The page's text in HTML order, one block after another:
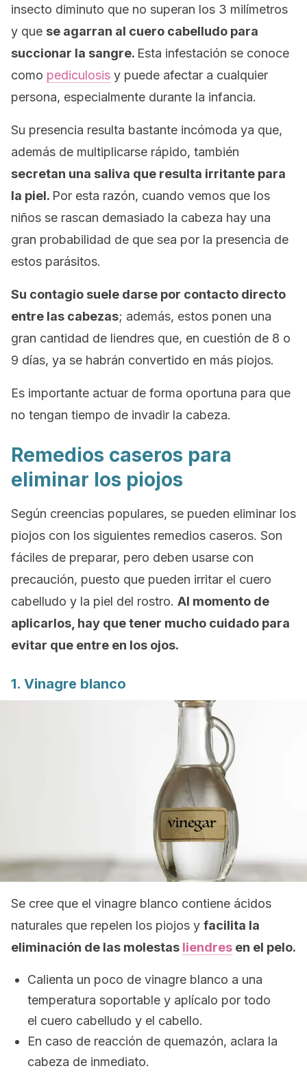
insecto diminuto que no superan los 3 milímetros
y que se agarran al cuero cabelludo para
succionar la sangre. Esta infestación se conoce
como pediculosis y puede afectar a cualquier
persona, especialmente durante la infancia.
Su presencia resulta bastante incómoda ya que,
además de multiplicarse rápido, también
secretan una saliva que resulta irritante para
la piel. Por esta razón, cuando vemos que los
niños se rascan demasiado la cabeza hay una
gran probabilidad de que sea por la presencia de
estos parásitos.
Su contagio suele darse por contacto directo
entre las cabezas; además, estos ponen una
gran cantidad de liendres que, en cuestión de 8 o
9 días, ya se habrán convertido en más piojos.
Es importante actuar de forma oportuna para que
no tengan tiempo de invadir la cabeza.
Remedios caseros para
eliminar los piojos
Según creencias populares, se pueden eliminar los
piojos con los siguientes remedios caseros. Son
fáciles de preparar, pero deben usarse con
precaución, puesto que pueden irritar el cuero
cabelludo y la piel del rostro. Al momento de
aplicarlos, hay que tener mucho cuidado para
evitar que entre en los ojos.
1. Vinagre blanco
Se cree que el vinagre blanco contiene ácidos
naturales que repelen los piojos y facilita la
eliminación de las molestas liendres en el pelo.
Calienta un poco de vinagre blanco a una
temperatura soportable y aplícalo por todo
el cuero cabelludo y el cabello.
En caso de reacción de quemazón, aclara la
cabeza de inmediato.